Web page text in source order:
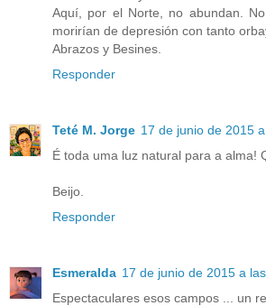
Aquí, por el Norte, no abundan.
morirían de depresión con tanto
Abrazos y Besines.
Responder
Teté M. Jorge 17 de junio de 2015
É toda uma luz natural para a alma!
Beijo.
Responder
Esmeralda 17 de junio de 2015 a
Espectaculares esos campos ... un